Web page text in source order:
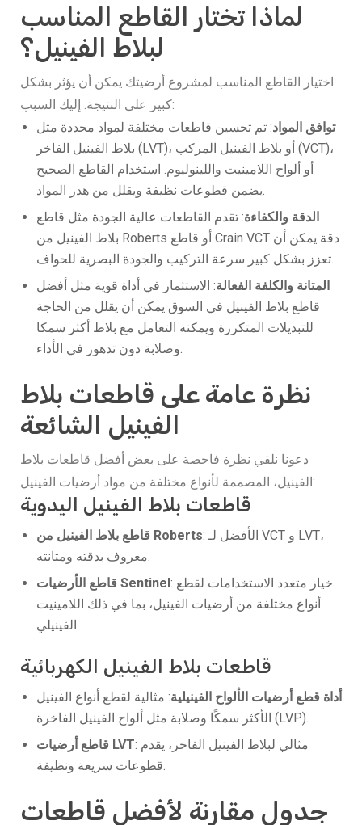
لماذا تختار القاطع المناسب
لبلاط الفينيل؟
اختيار القاطع المناسب لمشروع أرضيتك يمكن أن يؤثر بشكل
كبير على النتيجة. إليك السبب:
توافق المواد: تم تحسين قاطعات مختلفة لمواد محددة مثل
بلاط الفينيل الفاخر (LVT)، أو بلاط الفينيل المركب (VCT)،
أو ألواح اللامينيت واللينوليوم. استخدام القاطع الصحيح
الدقة والكفاءة: تقدم القاطعات عالية الجودة مثل قاطع
بلاط الفينيل من Roberts أو قاطع Crain VCT دقة يمكن أن
المتانة والكلفة الفعالة: الاستثمار في أداة قوية مثل أفضل
قاطع بلاط الفينيل في السوق يمكن أن يقلل من الحاجة
للتبديلات المتكررة ويمكنه التعامل مع بلاط أكثر سمكا
نظرة عامة على قاطعات بلاط
الفينيل الشائعة
دعونا نلقي نظرة فاحصة على بعض أفضل قاطعات بلاط
الفينيل، المصممة لأنواع مختلفة من مواد أرضيات الفينيل:
قاطعات بلاط الفينيل اليدوية
قاطع بلاط الفينيل من Roberts: الأفضل لـ VCT و LVT،
قاطع الأرضيات Sentinel: خيار متعدد الاستخدامات لقطع
أنواع مختلفة من أرضيات الفينيل، بما في ذلك اللامينيت
قاطعات بلاط الفينيل الكهربائية
أداة قطع أرضيات الألواح الفينيلية: مثالية لقطع أنواع الفينيل
الأكثر سمكًا وصلابة مثل ألواح الفينيل الفاخرة (LVP).
قاطع أرضيات LVT: مثالي لبلاط الفينيل الفاخر، يقدم
جدول مقارنة لأفضل قاطعات